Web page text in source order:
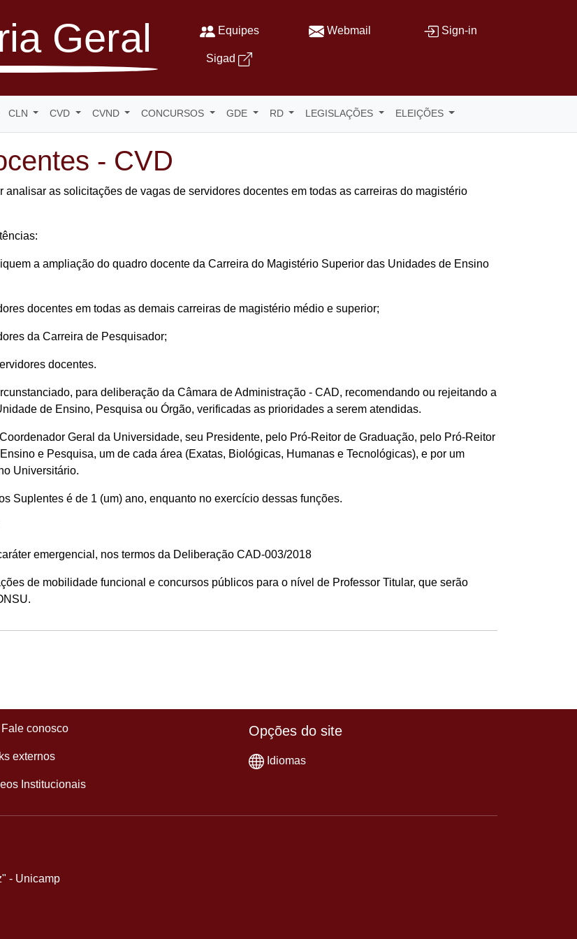
Geral Equipes Webmail Sign-in
Sigad
CLN CVD CVND CONCURSOS GDE RD LEGISLAÇÕES ELEIÇÕES
- CVD
as solicitações de vagas de servidores docentes em todas as carreiras do magistério
a ampliação do quadro docente da Carreira do Magistério Superior das Unidades de Ensino
docentes em todas as demais carreiras de magistério médio e superior;
da Carreira de Pesquisador;
docentes.
para deliberação da Câmara de Administração - CAD, recomendando ou rejeitando a
de Ensino, Pesquisa ou Órgão, verificadas as prioridades a serem atendidas.
Geral da Universidade, seu Presidente, pelo Pró-Reitor de Graduação, pelo Pró-Reitor
e Pesquisa, um de cada área (Exatas, Biológicas, Humanas e Tecnológicas), e por um
Universitário.
Suplentes é de 1 (um) ano, enquanto no exercício dessas funções.
emergencial, nos termos da Deliberação CAD-003/2018
de mobilidade funcional e concursos públicos para o nível de Professor Titular, que serão
Fale conosco
externos
Institucionais
Opções do site
Idiomas
- Unicamp